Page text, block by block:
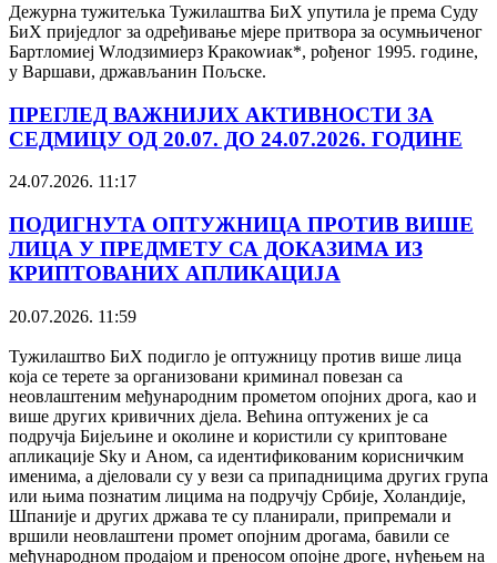
Дежурна тужитељка Тужилаштва БиХ упутила је према Суду
БиХ приједлог за одређивање мјере притвора за осумњиченог
Бартломиеј Wлодзимиерз Кракоwиак*, рођеног 1995. године,
у Варшави, држављанин Пољске.
ПРЕГЛЕД ВАЖНИЈИХ АКТИВНОСТИ ЗА
СЕДМИЦУ ОД 20.07. ДО 24.07.2026. ГОДИНЕ
24.07.2026. 11:17
ПОДИГНУТА ОПТУЖНИЦА ПРОТИВ ВИШЕ
ЛИЦА У ПРЕДМЕТУ СА ДОКАЗИМА ИЗ
КРИПТОВАНИХ АПЛИКАЦИЈА
20.07.2026. 11:59
Тужилаштво БиХ подигло је оптужницу против више лица
која се терете за организовани криминал повезан са
неовлаштеним међународним прометом опојних дрога, као и
више других кривичних дјела. Већина оптужених је са
подручја Бијељине и околине и користили су криптоване
апликације Sky и Аном, са идентификованим корисничким
именима, а дјеловали су у вези са припадницима других група
или њима познатим лицима на подручју Србије, Холандије,
Шпаније и других држава те су планирали, припремали и
вршили неовлаштени промет опојним дрогама, бавили се
међународном продајом и преносом опојне дроге, нуђењем на